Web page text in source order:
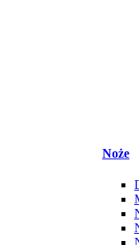
Noże